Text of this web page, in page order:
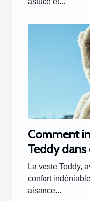
Comment
Teddy dans
La veste Teddy,
confort
aisance...